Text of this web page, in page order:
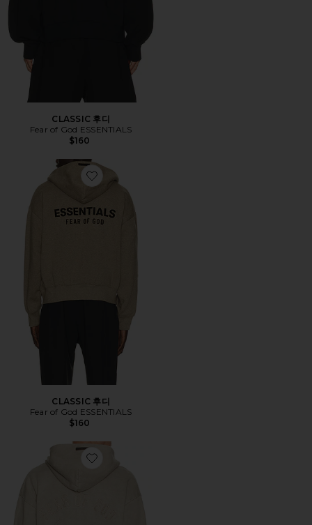
CLASSIC 후디
Fear of God ESSENTIALS
$160
Favorite CLASSIC 후디
CLASSIC 후디
Fear of God ESSENTIALS
$160
Favorite CLASSIC 후디